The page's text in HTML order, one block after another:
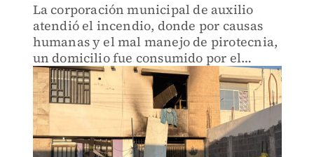
La corporación municipal de auxilio
atendió el incendio, donde por causas
humanas y el mal manejo de pirotecnia,
un domicilio fue consumido por el
fuego.